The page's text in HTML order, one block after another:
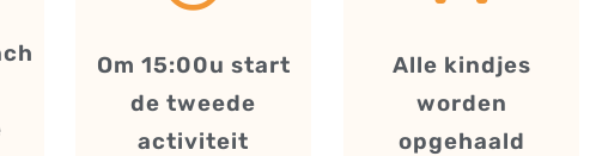
Om 15:00u start
de tweede
activiteit
Alle kindjes
worden
opgehaald